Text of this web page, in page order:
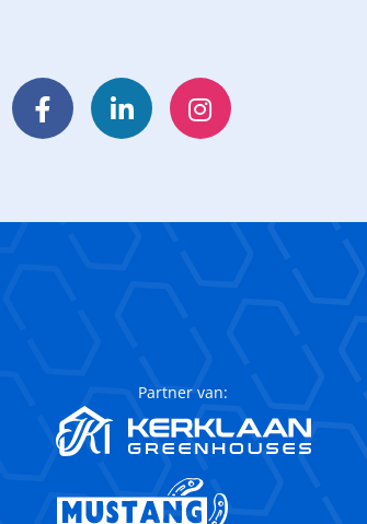
FacebookLinkedInInstagram
Partner van: